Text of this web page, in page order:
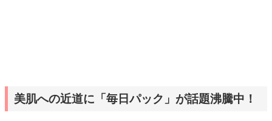
美肌への近道に「毎日パック」が話題沸騰中！